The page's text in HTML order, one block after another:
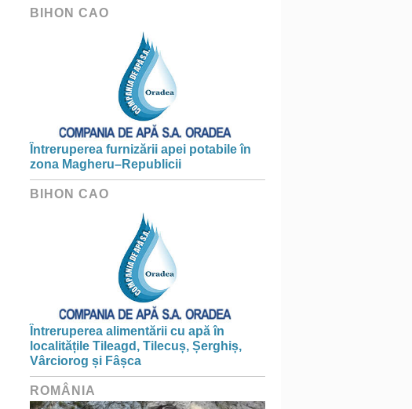
BIHON CAO
Întreruperea furnizării apei potabile în
zona Magheru–Republicii
BIHON CAO
Întreruperea alimentării cu apă în
localitățile Tileagd, Tilecuș, Șerghiș,
Vârciorog și Fâșca
ROMÂNIA